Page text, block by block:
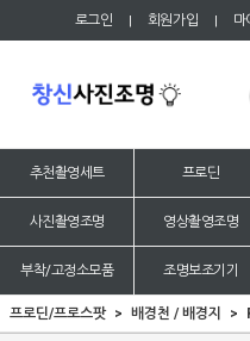
로그인 | 회원가입 | 마
추천촬영세트 프로딘
사진촬영조명 영상촬영조명
부착/고정소모품 조명보조기기
프로딘/프로스팟 배경천 / 배경지